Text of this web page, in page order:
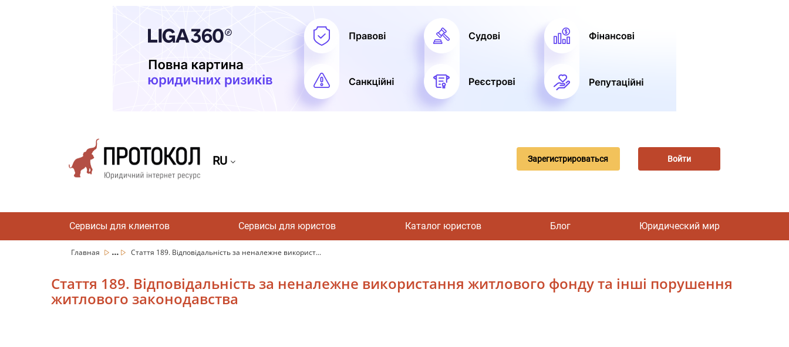
RU Зарегистрироваться Войти
Сервисы для клиентов Сервисы для юристов Каталог юристов Блог Юридический мир
Главная ... Стаття 189. Відповідальність за неналежне використ...
Стаття 189. Відповідальність за неналежне використання житлового фонду та інші порушення
житлового законодавства